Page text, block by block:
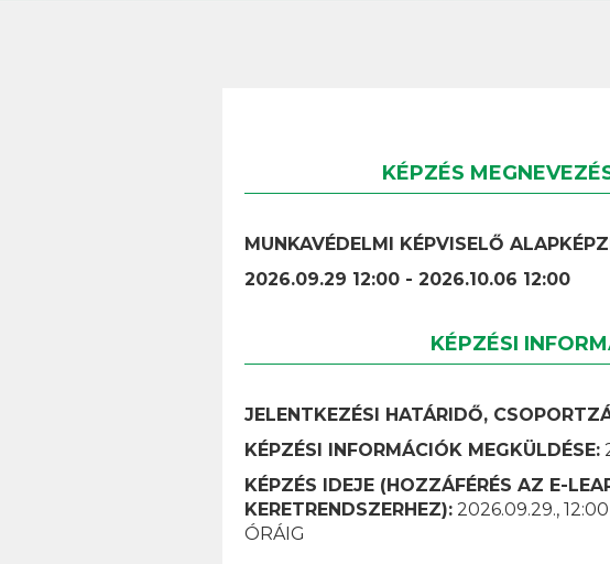
KÉPZÉS
MUNKAVÉDELMI KÉPVISELŐ
2026.09.29 12:00 - 2026.10.06 12:00
KÉPZÉSI
JELENTKEZÉSI HATÁRIDŐ,
KÉPZÉSI INFORMÁCIÓK MEGKÜLDÉSE:
KÉPZÉS IDEJE (HOZZÁFÉRÉS AZ E-
KERETRENDSZERHEZ): 2026.09.29.,
ÓRÁIG